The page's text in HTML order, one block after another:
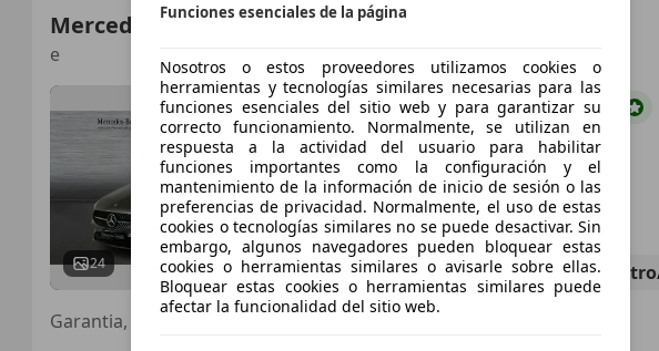
Mercedes-Benz B 250
e
24
€ 23.490 Súperoferta
06/2021 91.489 km
Garantia, Ordenador
Funciones esenciales de la página
Nosotros o estos proveedores utilizamos cookies o
herramientas y tecnologías similares necesarias para las
funciones esenciales del sitio web y para garantizar su
correcto funcionamiento. Normalmente, se utilizan en
respuesta a la actividad del usuario para habilitar
funciones importantes como la configuración y el
mantenimiento de la información de inicio de sesión o las
preferencias de privacidad. Normalmente, el uso de estas
cookies o tecnologías similares no se puede desactivar. Sin
embargo, algunos navegadores pueden bloquear estas
cookies o herramientas similares o avisarle sobre ellas.
Bloquear estas cookies o herramientas similares puede
afectar la funcionalidad del sitio web.